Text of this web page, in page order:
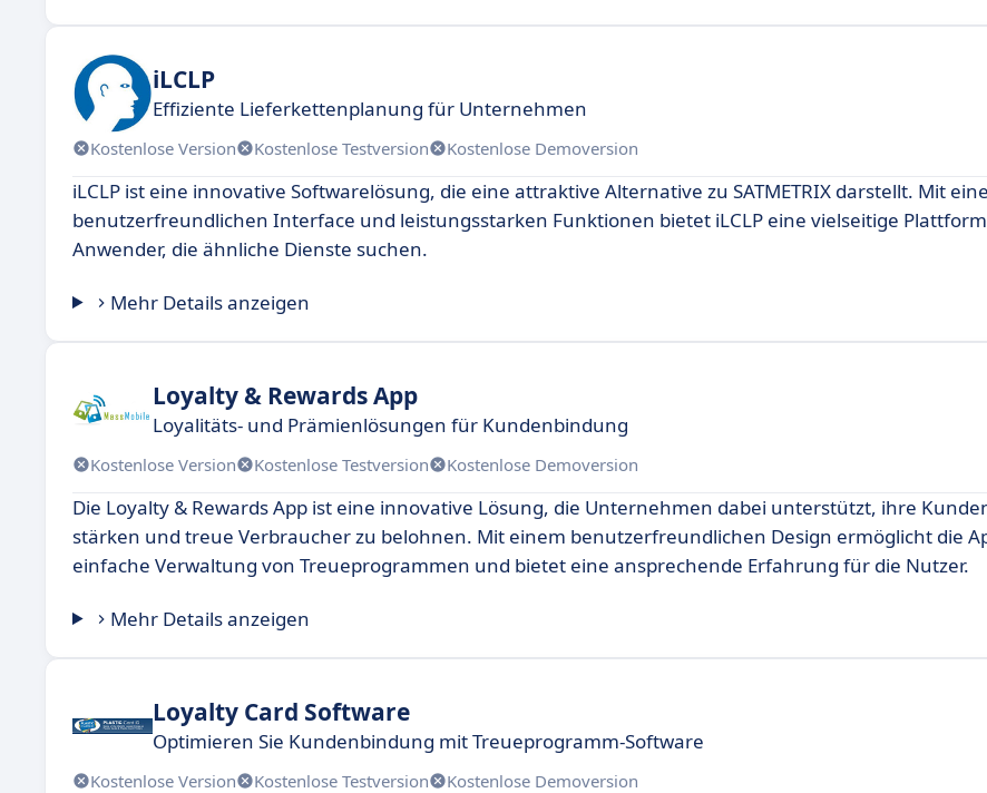
iLCLP
Effiziente Lieferkettenplanung für Unternehmen
Kostenlose Version Kostenlose Testversion Kostenlose Demoversion
iLCLP ist eine innovative Softwarelösung, die eine attraktive Alternative zu SATMETRIX darstellt. Mit
benutzerfreundlichen Interface und leistungsstarken Funktionen bietet iLCLP eine vielseitige
Anwender, die ähnliche Dienste suchen.
Mehr Details anzeigen
Loyalty & Rewards App
Loyalitäts- und Prämienlösungen für Kundenbindung
Kostenlose Version Kostenlose Testversion Kostenlose Demoversion
Die Loyalty & Rewards App ist eine innovative Lösung, die Unternehmen dabei unterstützt, ihre
stärken und treue Verbraucher zu belohnen. Mit einem benutzerfreundlichen Design ermöglicht die
einfache Verwaltung von Treueprogrammen und bietet eine ansprechende Erfahrung für die Nutzer.
Mehr Details anzeigen
Loyalty Card Software
Optimieren Sie Kundenbindung mit Treueprogramm-Software
Kostenlose Version Kostenlose Testversion Kostenlose Demoversion